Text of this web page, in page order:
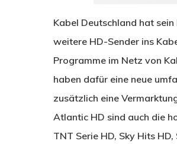
Kabel Deutschland hat
weitere HD-Sender ins
Programme im Netz von
haben dafür eine neue
zusätzlich eine
Atlantic HD sind auch die
TNT Serie HD, Sky Hits